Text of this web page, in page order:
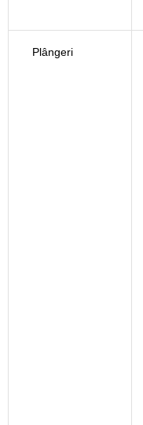
Plângeri